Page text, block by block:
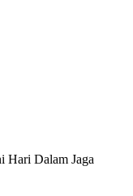
Hari Dalam Jaga